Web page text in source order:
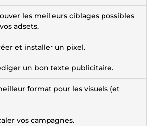
les meilleurs ciblages possibles
adsets.
et installer un pixel.
un bon texte publicitaire.
format pour les visuels (et
vos campagnes.